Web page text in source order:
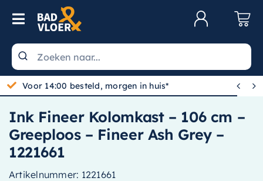
Skip to content
Toggle Navigation
Wastafels
Toiletten
Spiegels
Kranen
Douche
 
Ink Fineer Kolomkast – 106 cm –
Greeploos – Fineer Ash Grey –
1221661
Artikelnummer: 1221661